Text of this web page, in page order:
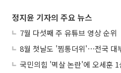
정지윤 기자의 주요 뉴스
7월 다섯째 주 유튜브 영상 순위
8월 첫날도 '찜통더위'⋯전국 대